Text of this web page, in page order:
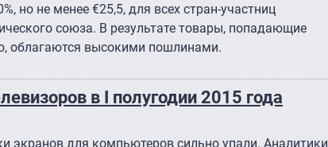
но не менее €25,5, для всех стран-участниц
союза. В результате товары, попадающие
облагаются высокими пошлинами.
в I полугодии 2015 года
экранов для компьютеров сильно упали. Аналитики